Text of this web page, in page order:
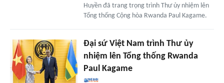
Huyền đã trang trọng trình Thư ủy nhiệm lên
Tổng thống Cộng hòa Rwanda Paul Kagame.
Đại sứ Việt Nam trình Thư ủy
nhiệm lên Tổng thống Rwanda
Paul Kagame